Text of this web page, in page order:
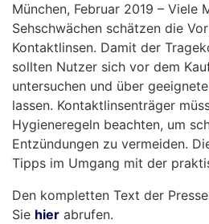
München, Februar 2019 – Viele
Sehschwächen schätzen die
Kontaktlinsen. Damit der
sollten Nutzer sich vor dem
untersuchen und über
lassen. Kontaktlinsenträger
Hygieneregeln beachten, um
Entzündungen zu vermeiden.
Tipps im Umgang mit der
Den kompletten Text der
Sie hier abrufen.